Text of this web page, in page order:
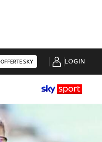
OFFERTE SKY LOGIN